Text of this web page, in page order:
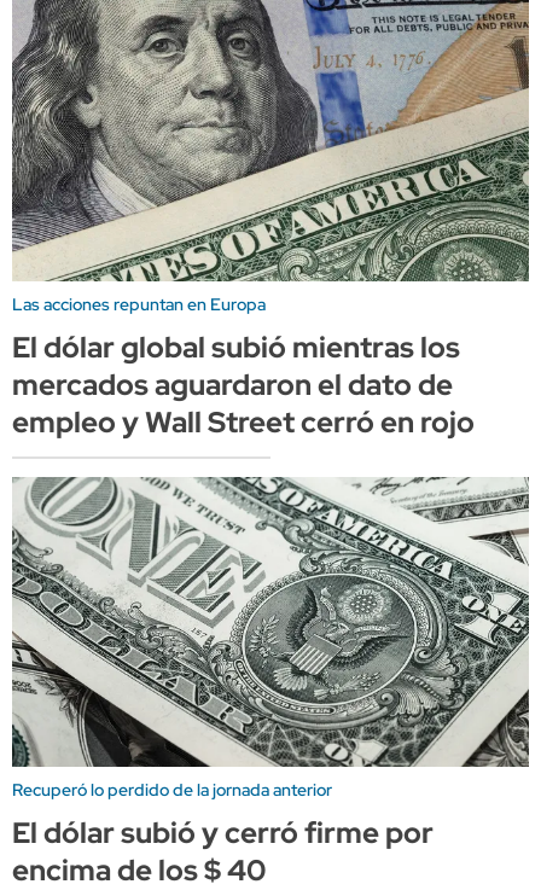
Las acciones repuntan en Europa
El dólar global subió mientras los
mercados aguardaron el dato de
empleo y Wall Street cerró en rojo
Recuperó lo perdido de la jornada anterior
El dólar subió y cerró firme por
encima de los $ 40